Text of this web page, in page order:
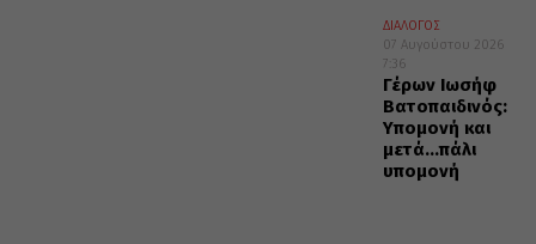
ΔΙΑΛΟΓΟΣ
07 Αυγούστου 2026
7:36
Γέρων Ιωσήφ
Βατοπαιδινός:
Υπομονή και
μετά…πάλι
υπομονή